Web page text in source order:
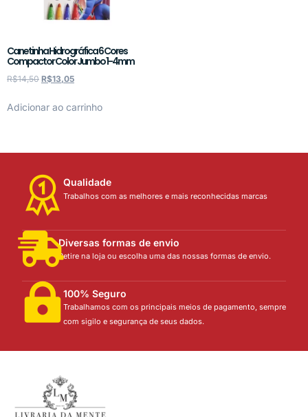
Canetinha Hidrográfica 6 Cores
Compactor Color Jumbo 1-4mm
R$14,50 R$13,05
Adicionar ao carrinho
Qualidade
Trabalhos com as melhores e mais reconhecidas marcas
Diversas formas de envio
Retire na loja ou escolha uma das nossas formas de envio.
100% Seguro
Trabalhamos com os principais meios de pagamento, sempre
com sigilo e segurança de seus dados.